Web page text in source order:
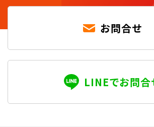
お問合せ
LINEでお問合